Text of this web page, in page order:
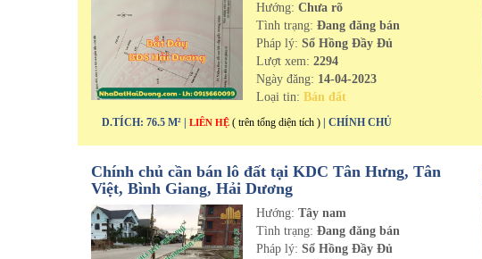
Hướng:Chưa rõ
Tình trạng:Đang đăng bán
Pháp lý: Sổ Hồng Đầy Đủ
Lượt xem:2294
Ngày đăng: 14-04-2023
Loại tin:Bán đất
D.TÍCH: 76.5 M² | LIÊN HỆ ( trên tổng diện tích ) | CHÍNH CHỦ
Chính chủ cần bán lô đất tại KDC Tân Hưng, Tân
Việt, Bình Giang, Hải Dương
Hướng:Tây nam
Tình trạng:Đang đăng bán
Pháp lý: Sổ Hồng Đầy Đủ